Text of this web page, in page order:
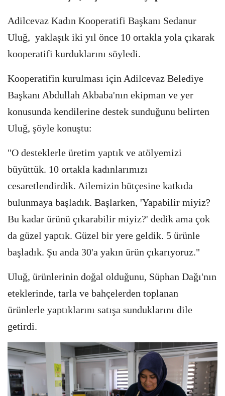
Adilcevaz Kadın Kooperatifi Başkanı Sedanur
Uluğ, yaklaşık iki yıl önce 10 ortakla yola çıkarak
kooperatifi kurduklarını söyledi.
Kooperatifin kurulması için Adilcevaz Belediye
Başkanı Abdullah Akbaba'nın ekipman ve yer
konusunda kendilerine destek sunduğunu belirten
Uluğ, şöyle konuştu:
"O desteklerle üretim yaptık ve atölyemizi
büyüttük. 10 ortakla kadınlarımızı
cesaretlendirdik. Ailemizin bütçesine katkıda
bulunmaya başladık. Başlarken, 'Yapabilir miyiz?
Bu kadar ürünü çıkarabilir miyiz?' dedik ama çok
da güzel yaptık. Güzel bir yere geldik. 5 ürünle
başladık. Şu anda 30'a yakın ürün çıkarıyoruz."
Uluğ, ürünlerinin doğal olduğunu, Süphan Dağı'nın
eteklerinde, tarla ve bahçelerden toplanan
ürünlerle yaptıklarını satışa sunduklarını dile
getirdi.